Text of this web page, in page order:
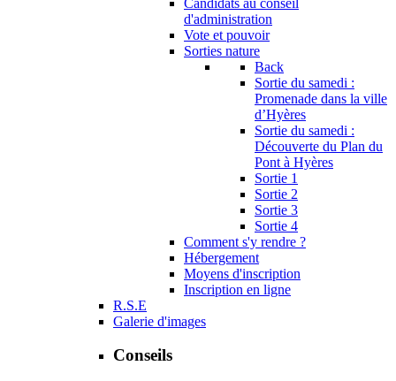
d'administration
Vote et pouvoir
Sorties nature
Back
Sortie du samedi :
Promenade dans la ville
d’Hyères
Sortie du samedi :
Découverte du Plan du
Pont à Hyères
Sortie 1
Sortie 2
Sortie 3
Sortie 4
Comment s'y rendre ?
Hébergement
Moyens d'inscription
Inscription en ligne
R.S.E
Galerie d'images
Conseils